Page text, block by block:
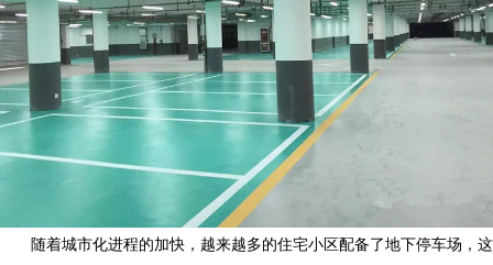
随着城市化进程的加快，越来越多的住宅小区配备了地下停车场，这